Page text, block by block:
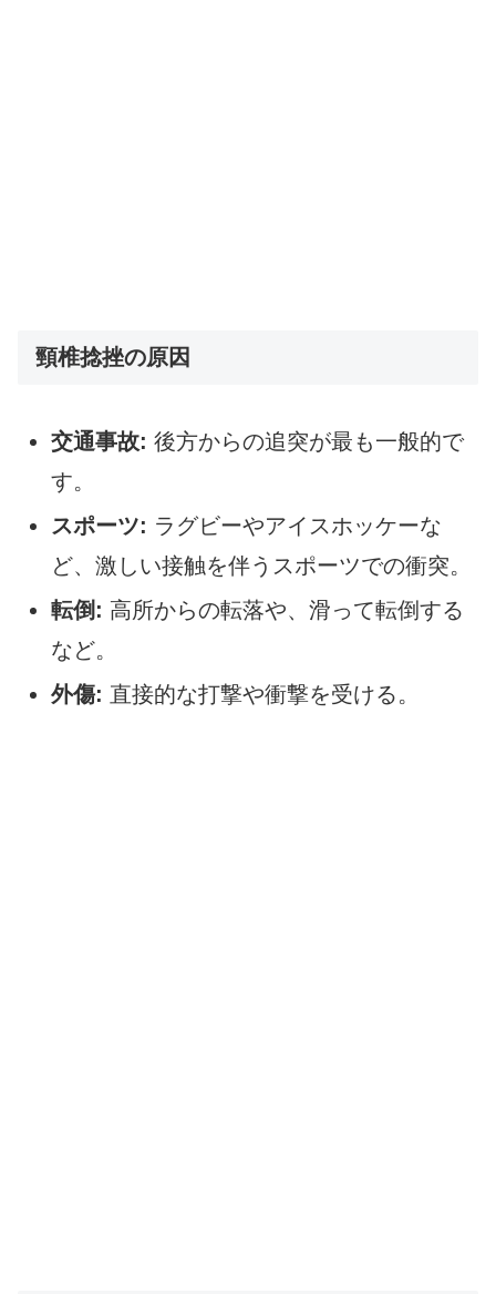
頸椎捻挫の原因
交通事故: 後方からの追突が最も一般的で
す。
スポーツ: ラグビーやアイスホッケーな
ど、激しい接触を伴うスポーツでの衝突。
転倒: 高所からの転落や、滑って転倒する
など。
外傷: 直接的な打撃や衝撃を受ける。